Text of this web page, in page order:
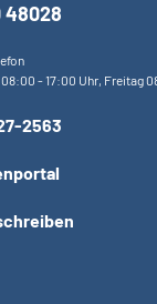
48028
- 17:00 Uhr, Freitag
2563